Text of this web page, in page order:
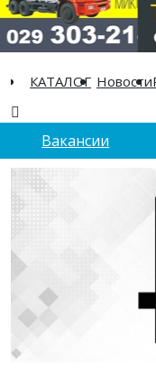
КАТАЛОГ Новости
Вакансии